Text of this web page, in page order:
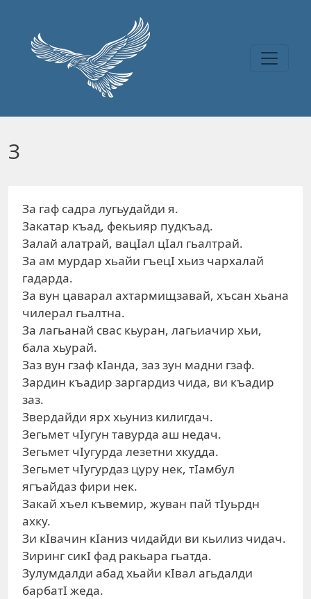
З
За гаф садра лугьудайди я.
Закатар къад, фекьияр пудкъад.
Залай алатрай, вацIал цIал гьалтрай.
За ам мурдар хьайи гъецI хьиз чархалай
гадарда.
За вун цаварал ахтармищзавай, хъсан хьана
чилерал гьалтна.
За лагьанай свас кьуран, лагьиачир хьи,
бала хьурай.
Заз вун гзаф кIанда, заз зун мадни гзаф.
Зардин къадир заргардиз чида, ви къадир
заз.
Звердайди ярх хьуниз килигдач.
Зегьмет чIугун тавурда аш недач.
Зегьмет чIугурда лезетни хкудда.
Зегьмет чIугурдаз цуру нек, тIамбул
ягъайдаз фири нек.
Закай хъел къвемир, жуван пай тIуьрдн
ахку.
Зи кIвачин кIаниз чидайди ви кьилиз чидач.
Зиринг сикI фад ракьара гьатда.
Зулумдалди абад хьайи кIвал агьдалди
барбатI жеда.